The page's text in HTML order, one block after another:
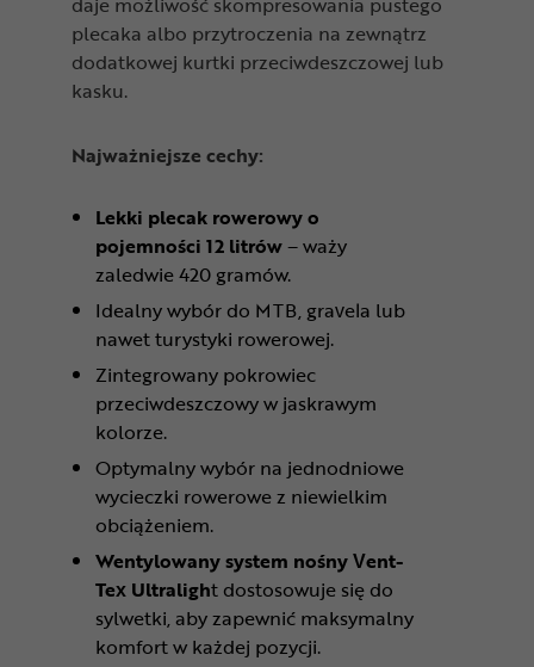
plecaka albo przytroczenia na zewnątrz
dodatkowej kurtki przeciwdeszczowej lub
kasku.
Najważniejsze cechy:
Lekki plecak rowerowy o
pojemności 12 litrów– waży
zaledwie 420 gramów.
Idealny wybór do MTB, gravela lub
nawet turystyki rowerowej.
Zintegrowany pokrowiec
przeciwdeszczowy w jaskrawym
kolorze.
Optymalny wybór na jednodniowe
wycieczki rowerowe z niewielkim
obciążeniem.
Wentylowany system nośny Vent-
Tex Ultralight dostosowuje się do
sylwetki, aby zapewnić maksymalny
komfort w każdej pozycji.